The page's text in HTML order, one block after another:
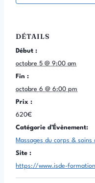
DÉTAILS
Début :
octobre 5 @ 9:00 am
Fin :
octobre 6 @ 6:00 pm
Prix :
620€
Catégorie d’Évènement:
Massages du corps & soins
Site :
https://www.isde-